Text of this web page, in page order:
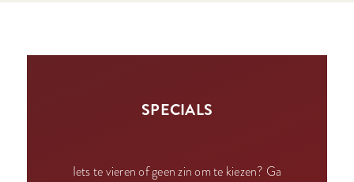
SPECIALS
Iets te vieren of geen zin om te kiezen? Ga